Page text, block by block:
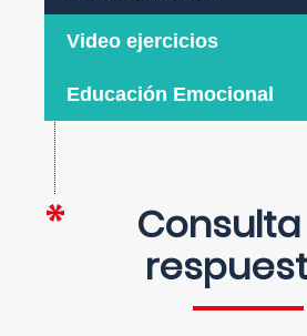
Video ejercicios
Educación Emocional